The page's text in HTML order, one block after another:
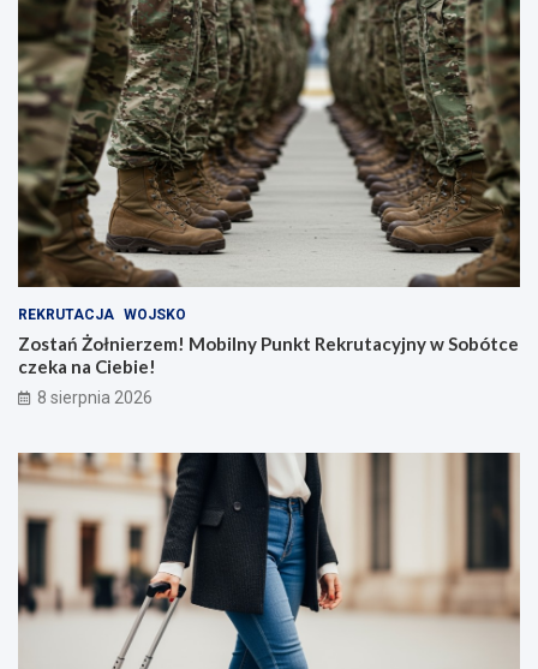
REKRUTACJA WOJSKO
Zostań Żołnierzem! Mobilny Punkt Rekrutacyjny w Sobótce
czeka na Ciebie!
8 sierpnia 2026